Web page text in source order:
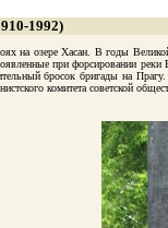
1992)
озере Хасан. В годы
при форсировании
бросок бригады на
комитета советской